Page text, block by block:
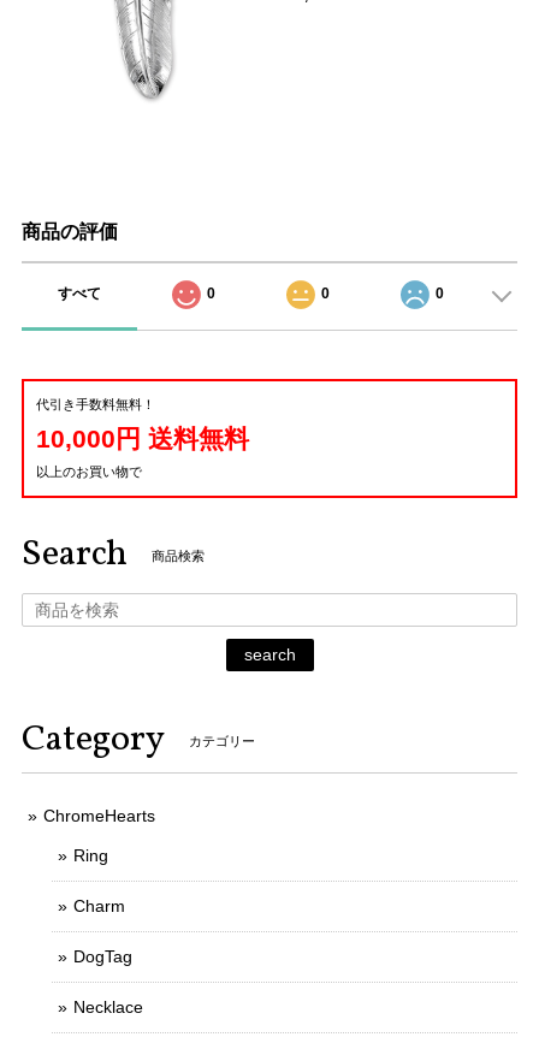
商品の評価
すべて 0 0 0
代引き手数料無料！
10,000円 送料無料
以上のお買い物で
Search 商品検索
search
Category カテゴリー
ChromeHearts
Ring
Charm
DogTag
Necklace